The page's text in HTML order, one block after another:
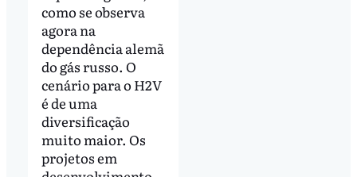
como se observa
agora na
dependência alemã
do gás russo. O
cenário para o H2V
é de uma
diversificação
muito maior. Os
projetos em